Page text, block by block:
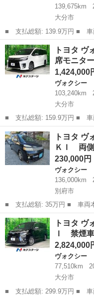
139,675km
大分市
■ 支払総額: 139.9万円 ■ 車両本体価格： 1,273,000 円 ■ メーカ
ー名： トヨタ ■ 車種名
煌ＩＩ 禁煙車 純正１０型
ドア セ...
大分 大分市 ヴォクシ
トヨタ
席モニタ
1,424,000
ヴォクシー
103,240km
大分市
■ 支払総額: 159.9万円 ■ 車両本体価格： 1,424,000 円 ■ メーカ
ー名： トヨタ ■ 車種名
煌ＩＩ 禁煙車 後席モニタ
電動スラ...
大分 大分市 ヴォクシ
トヨタ
ＫＩ 両
230,000円
ヴォクシー
136,000km
別府市
■ 支払総額: 35万円 ■ 車両本体価格： 230,000 円 ■ メーカー
名： トヨタ ■ 車種名：
Ｚ ＫＩＲＡＭＥＫＩ 両側
Ｃ デンカク シー...
大分 別府市 ヴォクシ
トヨタ
Ｉ 禁煙
2,824,000
ヴォクシー
77,510km
大分市
■ 支払総額: 299.9万円 ■ 車両本体価格： 2,824,000 円 ■ メーカ